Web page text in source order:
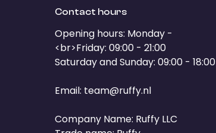
Contact hours
Opening hours: Monday -
<br>Friday: 09:00 - 21:00
Saturday and Sunday: 09:00 - 18:00
Email: team@ruffy.nl
Company Name: Ruffy LLC